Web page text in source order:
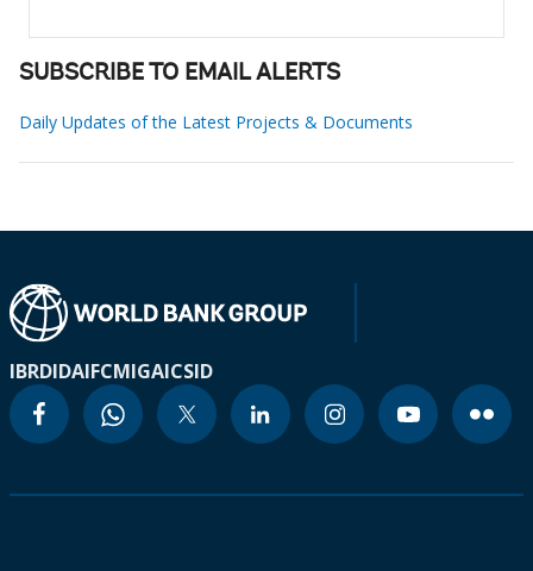
SUBSCRIBE TO EMAIL ALERTS
Daily Updates of the Latest Projects & Documents
IBRDIDAIFCMIGAICSID